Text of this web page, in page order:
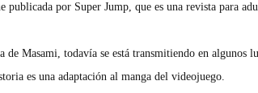
publicada por Super Jump, que es una revista para
Masami, todavía se está transmitiendo en algunos
es una adaptación al manga del videojuego.